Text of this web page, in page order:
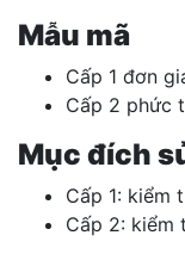
Mẫu mã
Cấp 1 đơn
Cấp 2 phức
Mục đích
Cấp 1: kiểm
Cấp 2: kiểm